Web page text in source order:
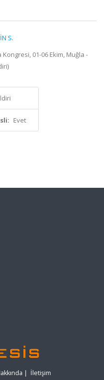
S.
Kongresi, 01-06 Ekim, Muğla -
Evet
| İletişim